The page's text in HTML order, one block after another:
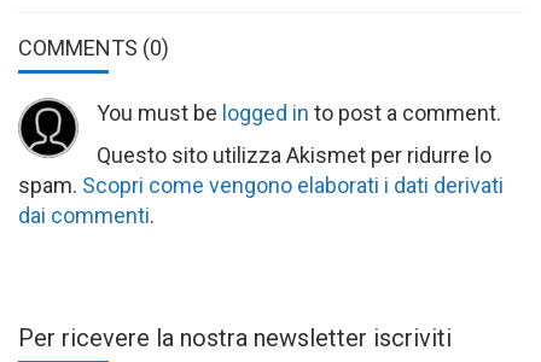
COMMENTS (0)
You must be logged in to post a comment.
Questo sito utilizza Akismet per ridurre lo
spam. Scopri come vengono elaborati i dati derivati
dai commenti.
Per ricevere la nostra newsletter iscriviti